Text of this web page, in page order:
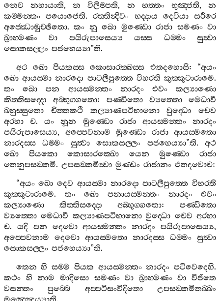
නෙව
නහායාති,න විලිම‍්පති, න භත‍්තං භුඤ‍්ජති,න
කම‍්මන‍්තං පයොජෙති.රත‍්තින්‍දිවං භද‍්දාය දෙවියා සරීරෙ
අජ‍්ඣොමුච‍්ඡිතො.කං නු ඛො මුණ‍්ඩො රාජා සමණං වා
බ්‍රාහ‍්මණං
වා පයිරුපාසෙය්‍ය යස‍්ස ධම‍්මං
සුත්‍වා
සොකසල‍්ලං පජහෙය්‍යා”ති.
අථ ඛො පියකස‍්ස කොසාරක‍්ඛස‍්ස එතදහොසි: “අයං
ඛො ආයස‍්මා නාරදො පාටලීපුත‍්තෙ විහරති කුක‍්කුටාරාමෙ.
තං
ඛො පන ආයස‍්මන‍්තං නාරදං එවං
කල්‍යාණො
කිත‍්තිසද‍්දො
අබ‍්භුග‍්ගතො: පණ‍්ඩිතො ව්‍යත‍්තො
මෙධාවී
බහුස‍්සුතො
චිත‍්තකථී කල්‍යාණපටිභානො වුද‍්ධො
චෙව
අරහා
ච.යං නූන මුණ‍්ඩො රාජා ආයස‍්මන‍්තං
නාරදං
පයිරුපාසෙය්‍ය, අප‍්පෙවනාම මුණ‍්ඩො රාජා
ආයස‍්මතො
නාරදස‍්ස
ධම‍්මං සුත්‍වා සොකසල‍්ලං පජහෙය්‍යා”ති.අථ
ඛො
පියකො කොසාරක‍්ඛො යෙන මුණ‍්ඩො
රාජා
තෙනුපසඞ‍්කමි. උපසඞ‍්කමිත්‍වා මුණ‍්ඩං රාජානං එතදවොච:
“අයං ඛො දෙව ආයස‍්මා නාරදො පාටලීපුත‍්තෙ විහරති
කුක‍්කුටාරාමෙ. තං ඛො පනායස‍්මන‍්තං නාරදං
එවං
කල්‍යාණො
කිත‍්තිසද‍්දො අබ‍්භුග‍්ගතො: පණ‍්ඩිතො
ව්‍යත‍්තො මෙධාවී කල්‍යාණපටිභානො වුද‍්ධො චෙව අරහා
ච. යදි පන දෙවො ආයස‍්මන‍්තං නාරදං පයිරුපාසෙය්‍ය,
අප‍්පෙවනාම
දෙවො ආයස‍්මතො නාරදස‍්ස ධම‍්මං සුත්‍වා
සොකසල‍්ලං පජහෙය්‍යා”ති.
තෙන හි සම‍්ම පියක ආයස‍්මන‍්තං නාරදං පටිවෙදෙහි.
කථං හි නාම මාදිසො සමණං වා බ්‍රාහ‍්මණං වා විජිතෙ
වසන‍්තං
පුබ‍්බෙ අප‍්පටිසංවිදිතො
උපසඞ‍්කමිතබ‍්බං